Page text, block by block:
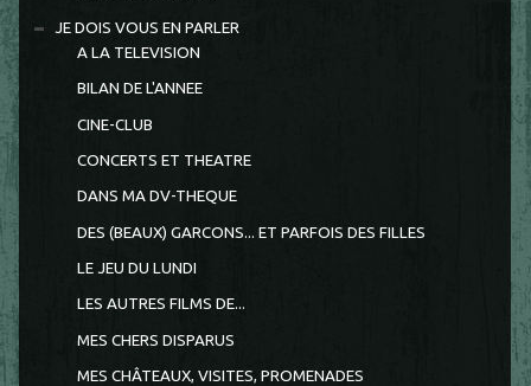
JE DOIS VOUS EN PARLER
A LA TELEVISION
BILAN DE L'ANNEE
CINE-CLUB
CONCERTS ET THEATRE
DANS MA DV-THEQUE
DES (BEAUX) GARCONS... ET PARFOIS DES FILLES
LE JEU DU LUNDI
LES AUTRES FILMS DE...
MES CHERS DISPARUS
MES CHÂTEAUX, VISITES, PROMENADES